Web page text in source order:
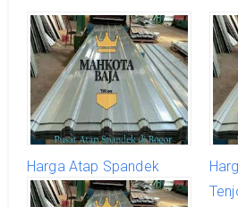
Harga Atap Spandek
Tenjolaya Terbaru Promo